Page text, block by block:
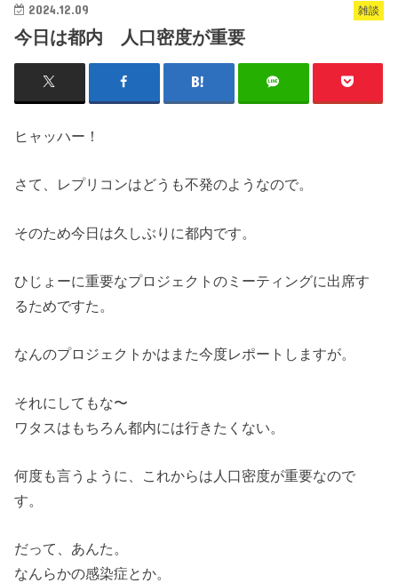
雑談
2024.12.09
今日は都内 人口密度が重要
ヒャッハー！
さて、レプリコンはどうも不発のようなので。
そのため今日は久しぶりに都内です。
ひじょーに重要なプロジェクトのミーティングに出席す
るためですた。
なんのプロジェクトかはまた今度レポートしますが。
それにしてもな〜
ワタスはもちろん都内には行きたくない。
何度も言うように、これからは人口密度が重要なので
す。
だって、あんた。
なんらかの感染症とか。